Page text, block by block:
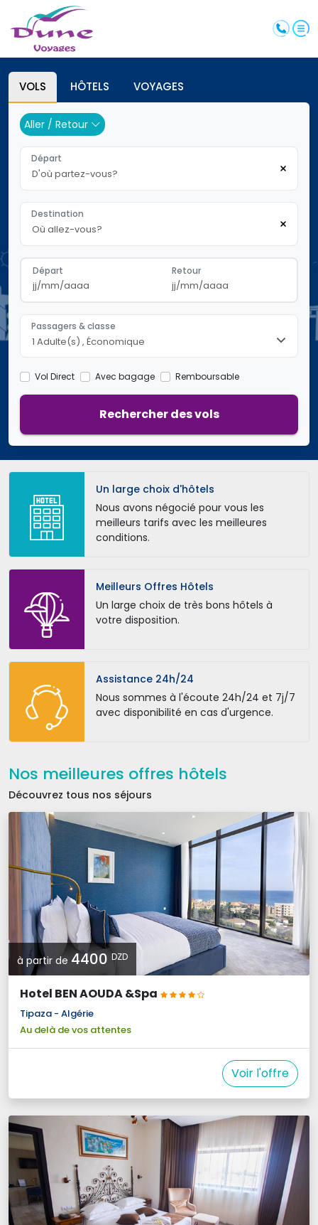
VOLS HÔTELS VOYAGES
Aller / Retour
Départ
Destination
Départ Retour
Passagers & classe
1 , Économique
Vol Direct Avec bagage Remboursable
Rechercher des vols
Un large choix d'hôtels
Nous avons négocié pour vous les
meilleurs tarifs avec les meilleures
conditions.
Meilleurs Offres Hôtels
Un large choix de très bons hôtels à
votre disposition.
Assistance 24h/24
Nous sommes à l'écoute 24h/24 et 7j/7
avec disponibilité en cas d'urgence.
Nos meilleures offres hôtels
Découvrez tous nos séjours
à partir de 4400 DZD
Hotel BEN AOUDA &Spa
Tipaza - Algérie
Au delà de vos attentes
Voir l'offre